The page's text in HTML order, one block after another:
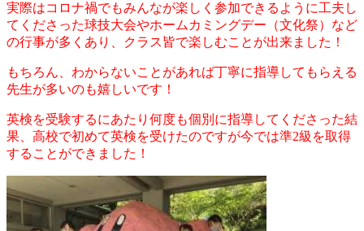
実際はコロナ禍でもみんなが楽しく参加できるように工夫し
てくださった球技大会やホームカミングデー（文化祭）など
の行事が多くあり、クラス皆で楽しむことが出来ました！
もちろん、わからないことがあれば丁寧に指導してもらえる
先生が多いのも嬉しいです！
英検を受験するにあたり何度も個別に指導してくださった結
果、高校で初めて英検を受けたのですが今では準2級を取得
することができました！